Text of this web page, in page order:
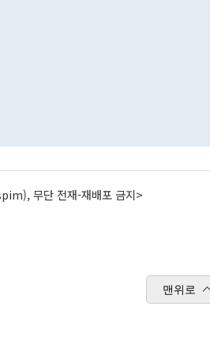
무단 전재-재배포 금지>
맨위로